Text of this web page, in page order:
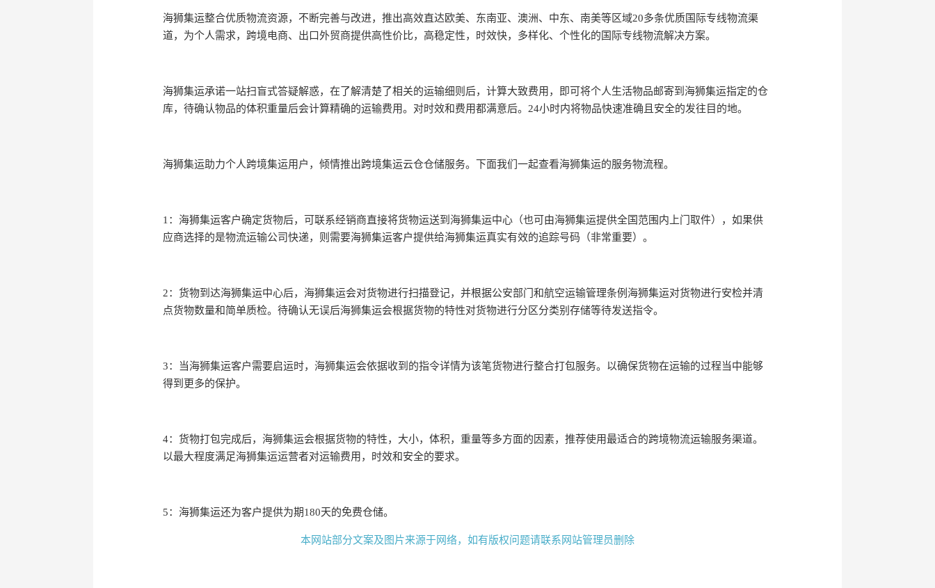
海狮集运整合优质物流资源，不断完善与改进，推出高效直达欧美、东南亚、澳洲、中东、南美等区域20多条优质国际专线物流渠
道，为个人需求，跨境电商、出口外贸商提供高性价比，高稳定性，时效快，多样化、个性化的国际专线物流解决方案。
海狮集运承诺一站扫盲式答疑解惑，在了解清楚了相关的运输细则后，计算大致费用，即可将个人生活物品邮寄到海狮集运指定的仓
库，待确认物品的体积重量后会计算精确的运输费用。对时效和费用都满意后。24小时内将物品快速准确且安全的发往目的地。
海狮集运助力个人跨境集运用户，倾情推出跨境集运云仓仓储服务。下面我们一起查看海狮集运的服务物流程。
1：海狮集运客户确定货物后，可联系经销商直接将货物运送到海狮集运中心（也可由海狮集运提供全国范围内上门取件），如果供
应商选择的是物流运输公司快递，则需要海狮集运客户提供给海狮集运真实有效的追踪号码（非常重要）。
2：货物到达海狮集运中心后，海狮集运会对货物进行扫描登记，并根据公安部门和航空运输管理条例海狮集运对货物进行安检并清
点货物数量和简单质检。待确认无误后海狮集运会根据货物的特性对货物进行分区分类别存储等待发送指令。
3：当海狮集运客户需要启运时，海狮集运会依据收到的指令详情为该笔货物进行整合打包服务。以确保货物在运输的过程当中能够
得到更多的保护。
4：货物打包完成后，海狮集运会根据货物的特性，大小，体积，重量等多方面的因素，推荐使用最适合的跨境物流运输服务渠道。
以最大程度满足海狮集运运营者对运输费用，时效和安全的要求。
5：海狮集运还为客户提供为期180天的免费仓储。
本网站部分文案及图片来源于网络，如有版权问题请联系网站管理员删除